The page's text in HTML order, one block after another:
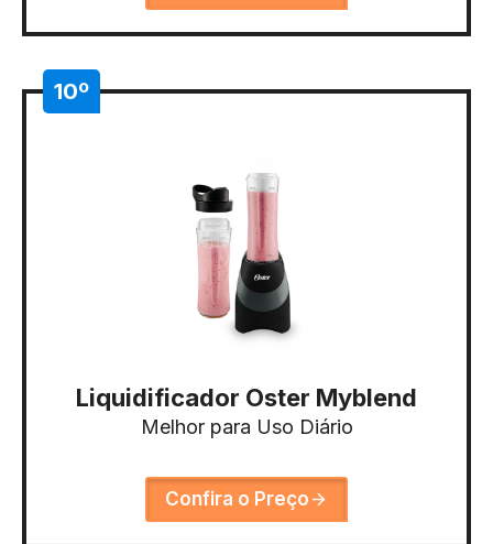
10º
Liquidificador Oster Myblend
Melhor para Uso Diário
Confira o Preço